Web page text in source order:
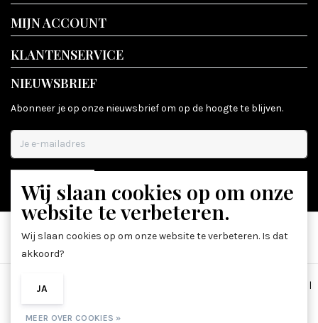
MIJN ACCOUNT
KLANTENSERVICE
NIEUWSBRIEF
Abonneer je op onze nieuwsbrief om op de hoogte te blijven.
ABONNEER
Algemene voorwaarden
|
Wij slaan cookies op om onze
website te verbeteren.
Wij slaan cookies op om onze website te verbeteren. Is dat
akkoord?
JA
MEER OVER COOKIES »